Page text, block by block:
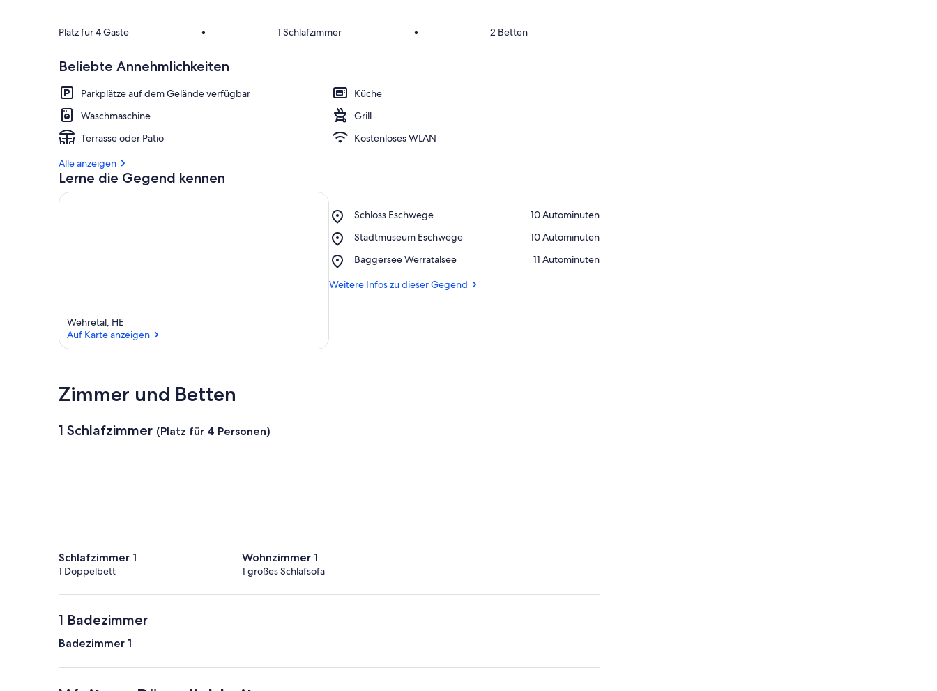
Platz für 4 Gäste • 1 Schlafzimmer • 2 Betten
Beliebte Annehmlichkeiten
Parkplätze auf dem Gelände verfügbar
Küche
Waschmaschine
Grill
Terrasse oder Patio
Kostenloses WLAN
Alle anzeigen
Lerne die Gegend kennen
Wehretal, HE
Auf Karte anzeigen
Schloss Eschwege
Place,
Eschwege
‪10 Autominuten‬
Stadtmuseum Eschwege
Place,
Eschwege
‪10 Autominuten‬
Baggersee Werratalsee
Place,
Werratalsee
‪11 Autominuten‬
Weitere Infos zu dieser Gegend
Zimmer und Betten
1 Schlafzimmer (Platz für 4 Personen)
Schlafzimmer 1
1 Doppelbett
Wohnzimmer 1
1 großes Schlafsofa
1 Badezimmer
Badezimmer 1